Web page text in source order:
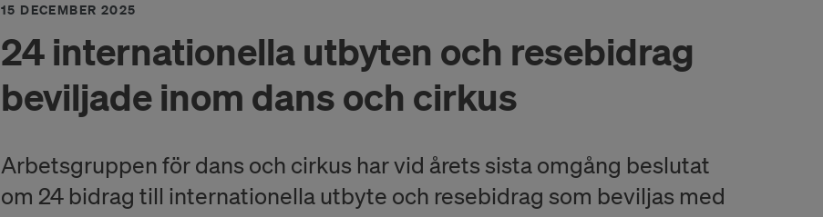
15 DECEMBER 2025
24 internationella utbyten och resebidrag
beviljade inom dans och cirkus
Arbetsgruppen för dans och cirkus har vid årets sista omgång beslutat
om 24 bidrag till internationella utbyte och resebidrag som beviljas med